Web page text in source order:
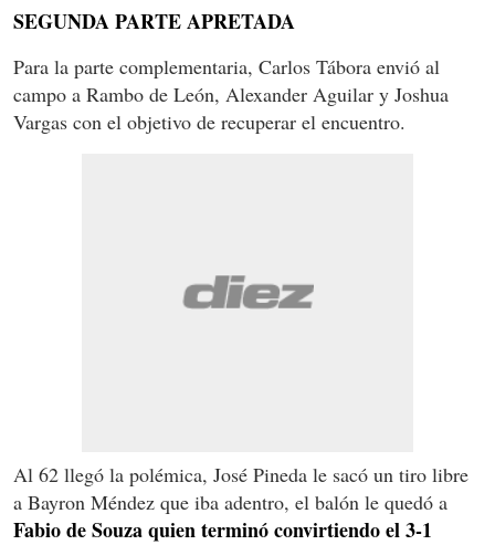
SEGUNDA PARTE APRETADA
Para la parte complementaria, Carlos Tábora envió al
campo a Rambo de León, Alexander Aguilar y Joshua
Vargas con el objetivo de recuperar el encuentro.
Al 62 llegó la polémica, José Pineda le sacó un tiro libre
a Bayron Méndez que iba adentro, el balón le quedó a
Fabio de Souza quien terminó convirtiendo el 3-1